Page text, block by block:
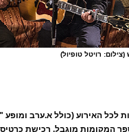
(צילום: רויטל טופיול)